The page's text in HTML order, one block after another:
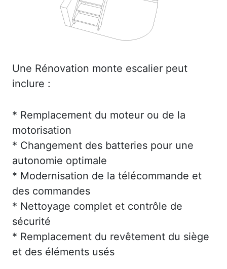
Une Rénovation monte escalier peut
inclure :
* Remplacement du moteur ou de la
motorisation
* Changement des batteries pour une
autonomie optimale
* Modernisation de la télécommande et
des commandes
* Nettoyage complet et contrôle de
sécurité
* Remplacement du revêtement du siège
et des éléments usés